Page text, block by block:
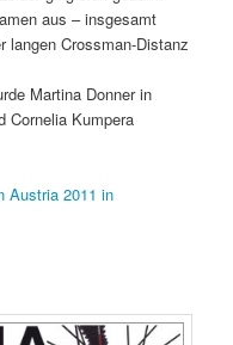
aus – insgesamt
langen Crossman-Distanz
Martina Donner in
Cornelia Kumpera
Austria 2011 in